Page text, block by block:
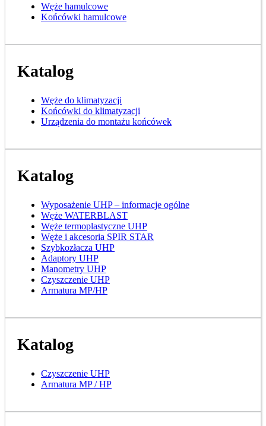
Węże hamulcowe
Końcówki hamulcowe
Katalog
Węże do klimatyzacji
Końcówki do klimatyzacji
Urządzenia do montażu końcówek
Katalog
Wyposażenie UHP – informacje ogólne
Węże WATERBLAST
Węże termoplastyczne UHP
Węże i akcesoria SPIR STAR
Szybkozłacza UHP
Adaptory UHP
Manometry UHP
Czyszczenie UHP
Armatura MP/HP
Katalog
Czyszczenie UHP
Armatura MP / HP